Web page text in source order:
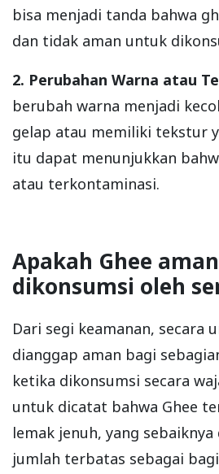
bisa menjadi tanda bahwa
dan tidak aman untuk
2. Perubahan Warna atau
berubah warna menjadi
gelap atau memiliki tekstur
itu dapat menunjukkan
atau terkontaminasi.
Apakah Ghee
dikonsumsi oleh
Dari segi keamanan, secara
dianggap aman bagi
ketika dikonsumsi secara
untuk dicatat bahwa Ghee
lemak jenuh, yang
jumlah terbatas sebagai